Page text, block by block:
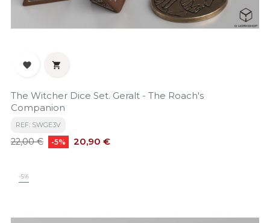
 
The Witcher Dice Set. Geralt - The Roach's
Companion
REF: SWGE3V
Precio
22,00 € -5% Precio
20,90 €
-5%